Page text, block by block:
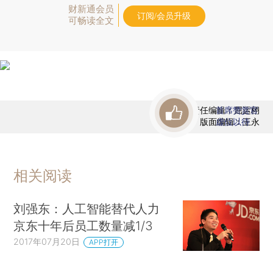
财新通会员
可畅读全文
订阅/会员升级
责任编辑：屈运栩
版面编辑：王永
首席赞赏官
虚位以待
相关阅读
刘强东：人工智能替代人力
京东十年后员工数量减1/3
2017年07月20日 APP打开